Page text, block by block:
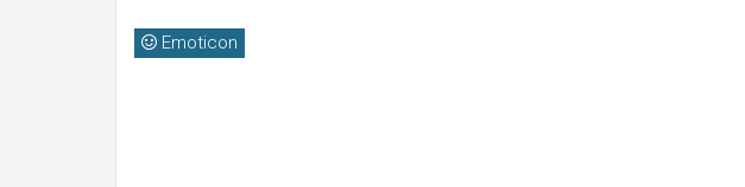
Emoticon